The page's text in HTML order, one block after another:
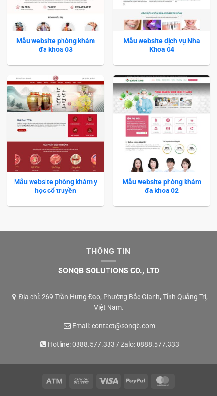
Mẫu website phòng khám
đa khoa 03
Mẫu website dịch vụ Nha
Khoa 04
Mẫu website phòng khám y
học cổ truyền
Mẫu website phòng khám
đa khoa 02
THÔNG TIN
SONQB SOLUTIONS CO., LTD
Địa chỉ: 269 Trần Hưng Đạo, Phường Bắc Gianh, Tỉnh Quảng Trị,
Việt Nam.
Email:contact@sonqb.com
Hotline:0888.577.333 / Zalo:0888.577.333
Atm
Cash
Visa PayPal